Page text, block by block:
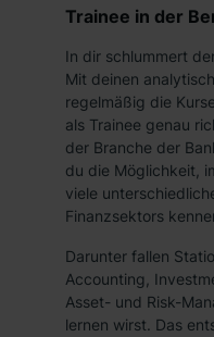
Trainee in der
In dir schlummert
Mit deinen
regelmäßig die
als Trainee genau
der Branche der
du die Möglichkeit,
viele
Finanzsektors
Darunter fallen
Accounting,
Asset- und Risk-
lernen wirst. Das